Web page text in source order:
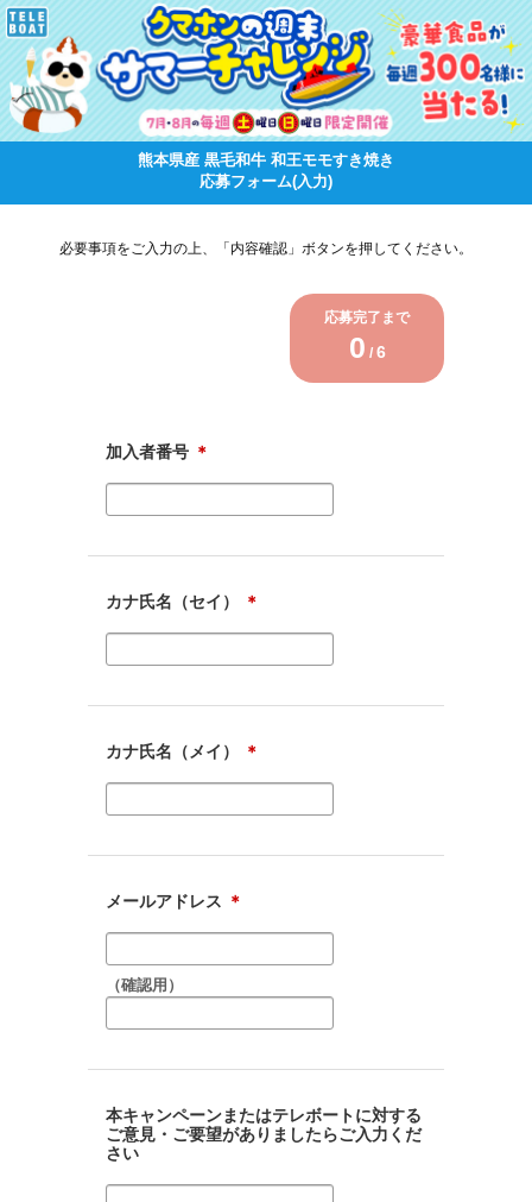
熊本県産 黒毛和牛 和王モモすき焼き
応募フォーム(入力)
必要事項をご入力の上、「内容確認」ボタンを押してください。
応募完了まで
0 / 6
加入者番号 ＊
カナ氏名（セイ） ＊
カナ氏名（メイ） ＊
メールアドレス ＊
（確認用）
本キャンペーンまたはテレボートに対する
ご意見・ご要望がありましたらご入力くだ
さい